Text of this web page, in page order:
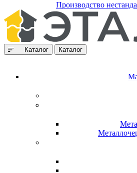
Производство
Каталог Каталог